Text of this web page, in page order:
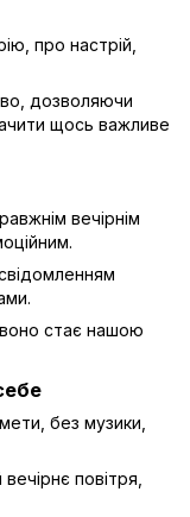
про настрій,
дозволяючи
щось важливе
вечірнім
стає нашою
без музики,
повітря,